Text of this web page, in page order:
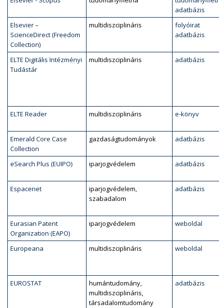
adatbázis
Elsevier –
ScienceDirect (Freedom
Collection)
multidiszciplináris
folyóirat
adatbázis
ELTE Digitális Intézményi
Tudástár
multidiszciplináris adatbázis
ELTE Reader multidiszciplináris e-könyv
Emerald Core Case
Collection
gazdaságtudományok adatbázis
eSearch Plus (EUIPO) iparjogvédelem adatbázis
Espacenet
iparjogvédelem,
szabadalom
adatbázis
Eurasian Patent
Organization (EAPO)
iparjogvédelem weboldal
Europeana multidiszciplináris weboldal
EUROSTAT
humántudomány,
multidiszciplináris,
társadalomtudomány
adatbázis